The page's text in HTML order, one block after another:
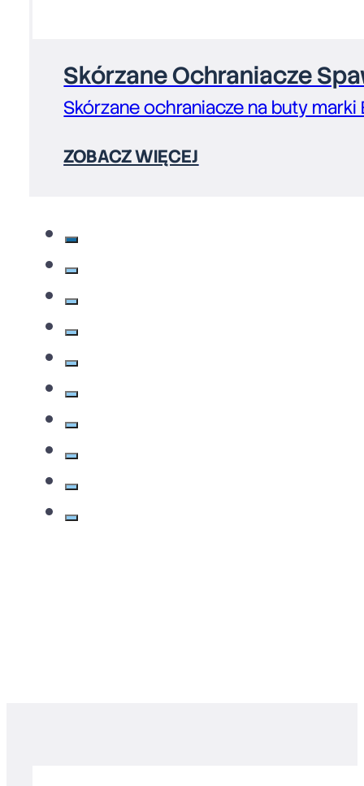
Skórzane Ochraniacze
Skórzane ochraniacze na buty
ZOBACZ WIĘCEJ